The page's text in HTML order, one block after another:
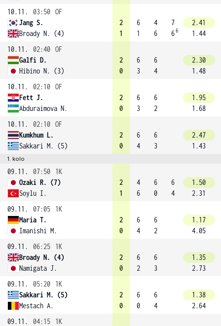
10.11.
03:50 OF
Jang S.
Broady N. (4)
2
1
6
1
4
6
7
66
2.41
1.44
10.11.
02:40 OF
Galfi D.
Hibino N. (3)
2
0
6
3
6
4
2.30
1.48
10.11.
02:10 OF
Fett J.
Abduraimova N.
2
0
6
3
6
2
1.95
1.68
10.11.
02:10 OF
Kumkhum L.
Sakkari M. (5)
2
0
6
4
6
3
2.47
1.43
1. kolo
09.11. 07:50
1K
Ozaki R. (7)
Soylu I.
2
1
4
6
6
0
6
4
1.50
2.31
09.11.
07:05
1K
Maria T.
Imanishi M.
2
0
6
4
6
2
1.17
4.05
09.11.
06:25
1K
Broady N. (4)
Namigata J.
2
0
6
2
6
3
1.35
2.73
09.11.
05:20
1K
Sakkari M. (5)
Mestach A.
2
0
6
0
6
4
1.38
2.64
09.11.
04:15
1K